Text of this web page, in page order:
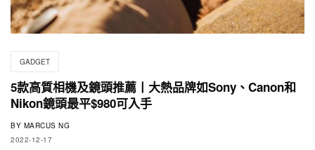
GADGET
5款高質相機及鏡頭推薦丨大熱品牌如Sony、Canon和
Nikon鏡頭最平$980可入手
BY MARCUS NG
2022-12-17